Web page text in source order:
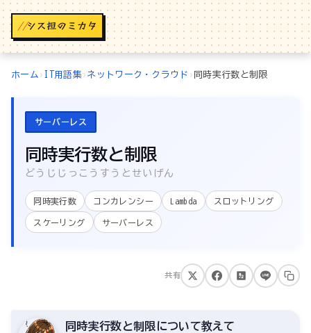
//
ホーム › IT用語集› ネットワーク・クラウド › 同時実行数と制限
サーバーレス
同時実行数と制限
どうじじっこうすうとせいげん
同時実行数 コンカレンシー Lambda スロットリング
スケーリング サーバーレス
共有
同時実行数と制限について教えて